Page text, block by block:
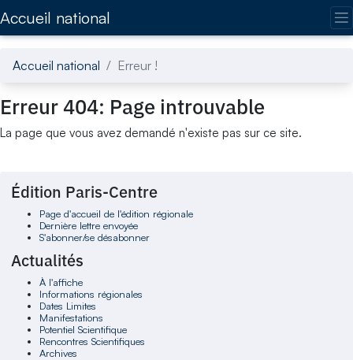
Accueil national
Accueil national Erreur !
Erreur 404: Page introuvable
La page que vous avez demandé n'existe pas sur ce site.
Édition Paris-Centre
Page d'accueil de l'édition régionale
Dernière lettre envoyée
S'abonner/se désabonner
Actualités
À l'affiche
Informations régionales
Dates Limites
Manifestations
Potentiel Scientifique
Rencontres Scientifiques
Archives